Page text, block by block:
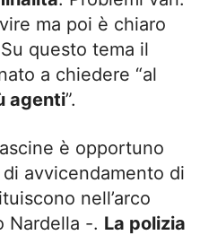
ma poi è chiaro
questo tema il
a chiedere “al
agenti”.
è opportuno
avvicendamento di
nell’arco
Nardella -. La polizia